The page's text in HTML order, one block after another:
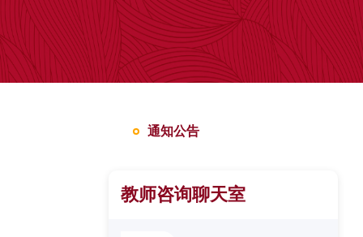
通知公告
教师咨询聊天室